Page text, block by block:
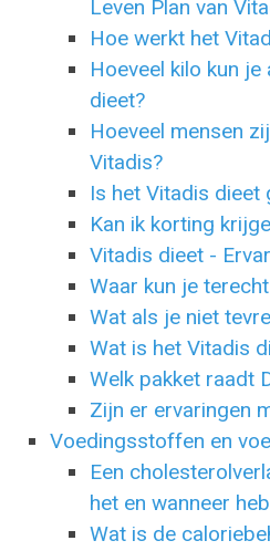
Leven Plan van
Hoe werkt het
Hoeveel kilo kun
dieet?
Hoeveel mensen
Vitadis?
Is het Vitadis dieet
Kan ik korting
Vitadis dieet -
Waar kun je
Wat als je niet
Wat is het Vitadis
Welk pakket raadt
Zijn er ervaringen
Voedingsstoffen en
Een
het en wanneer
Wat is de